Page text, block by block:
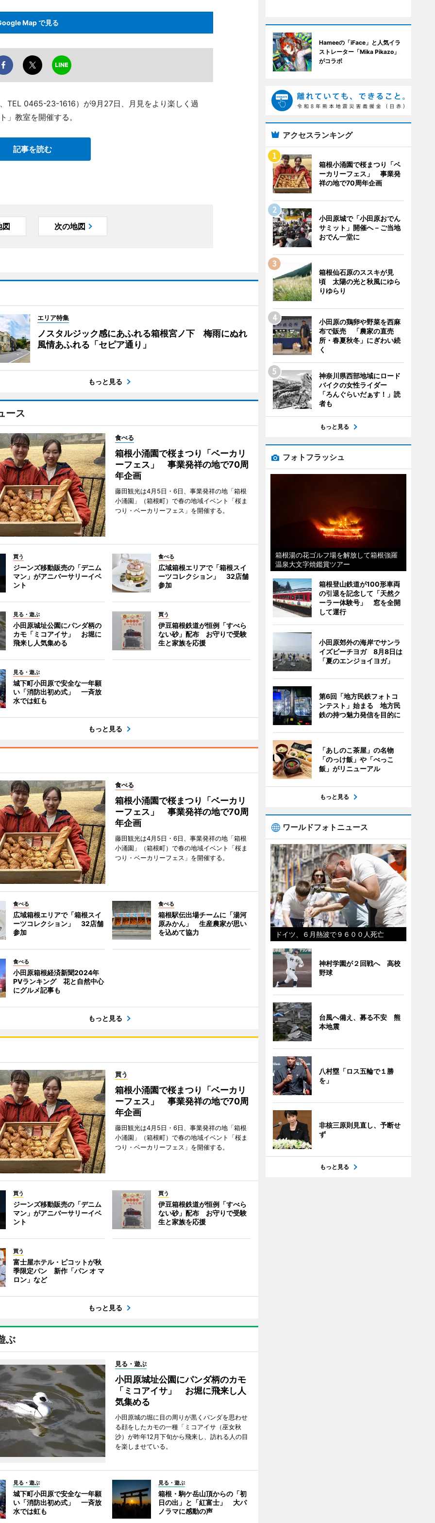
Map で見る
TEL 0465-23-1616）が9月27日、月見をより楽しく過
」教室を開催する。
記事を読む
図 次の地図
エリア特集
ノスタルジック感にあふれる箱根宮ノ下 梅雨にぬれ
風情あふれる「セピア通り」
もっと見る
ース
食べる
箱根小涌園で桜まつり「ベーカリ
ーフェス」 事業発祥の地で70周
年企画
藤田観光は4月5日・6日、事業発祥の地「箱根
小涌園」（箱根町）で春の地域イベント「桜ま
つり・ベーカリーフェス」を開催する。
買う
ジーンズ移動販売の「デニム
マン」がアニバーサリーイベ
ント
食べる
広域箱根エリアで「箱根スイ
ーツコレクション」 32店舗
参加
見る・遊ぶ
小田原城址公園にパンダ柄の
カモ「ミコアイサ」 お堀に
飛来し人気集める
買う
伊豆箱根鉄道が恒例「すべら
ない砂」配布 お守りで受験
生と家族を応援
見る・遊ぶ
城下町小田原で安全な一年願
い「消防出初め式」 一斉放
水では虹も
もっと見る
食べる
箱根小涌園で桜まつり「ベーカリ
ーフェス」 事業発祥の地で70周
年企画
藤田観光は4月5日・6日、事業発祥の地「箱根
小涌園」（箱根町）で春の地域イベント「桜ま
つり・ベーカリーフェス」を開催する。
食べる
広域箱根エリアで「箱根スイ
ーツコレクション」 32店舗
参加
食べる
箱根駅伝出場チームに「湯河
原みかん」 生産農家が思い
を込めて協力
食べる
小田原箱根経済新聞2024年
PVランキング 花と自然中心
にグルメ記事も
もっと見る
買う
箱根小涌園で桜まつり「ベーカリ
ーフェス」 事業発祥の地で70周
年企画
藤田観光は4月5日・6日、事業発祥の地「箱根
小涌園」（箱根町）で春の地域イベント「桜ま
つり・ベーカリーフェス」を開催する。
買う
ジーンズ移動販売の「デニム
マン」がアニバーサリーイベ
ント
買う
伊豆箱根鉄道が恒例「すべら
ない砂」配布 お守りで受験
生と家族を応援
買う
富士屋ホテル・ピコットが秋
季限定パン 新作「パン オ マ
ロン」など
もっと見る
ぶ
見る・遊ぶ
小田原城址公園にパンダ柄のカモ
「ミコアイサ」 お堀に飛来し人
気集める
小田原城の堀に目の周りが黒くパンダを思わせ
る顔をしたカモの一種「ミコアイサ（巫女秋
沙）が昨年12月下旬から飛来し、訪れる人の目
を楽しませている。
見る・遊ぶ
城下町小田原で安全な一年願
い「消防出初め式」 一斉放
水では虹も
見る・遊ぶ
箱根・駒ケ岳山頂からの「初
日の出」と「紅富士」 大パ
ノラマに感動の声
Hameeの「iFace」と人気イラ
ストレーター「Mika Pikazo」
がコラボ
アクセスランキング
箱根小涌園で桜まつり「ベ
ーカリーフェス」 事業発
祥の地で70周年企画
小田原城で「小田原おでん
サミット」開催へ－ご当地
おでん一堂に
箱根仙石原のススキが見
頃 太陽の光と秋風にゆら
りゆらり
小田原の鶏卵や野菜を西麻
布で販売 「農家の直売
所・春夏秋冬」にぎわい続
く
神奈川県西部地域にロード
バイクの女性ライダー
「ろんぐらいだぁす！」読
者も
もっと見る
フォトフラッシュ
箱根湯の花ゴルフ場を解放して箱根強羅
温泉大文字焼鑑賞ツアー
箱根登山鉄道が100形車両
の引退を記念して「天然ク
ーラー体験号」 窓を全開
して運行
小田原郊外の海岸でサンラ
イズビーチヨガ 8月8日は
「夏のエンジョイヨガ」
第6回「地方民鉄フォトコ
ンテスト」始まる 地方民
鉄の持つ魅力発信を目的に
「あしのこ茶屋」の名物
「のっけ飯」や「べっこ
飯」がリニューアル
もっと見る
ワールドフォトニュース
ドイツ、６月熱波で９６００人死亡
神村学園が２回戦へ 高校
野球
台風へ備え、募る不安 熊
本地震
八村塁「ロス五輪で１勝
を」
非核三原則見直し、予断せ
ず
もっと見る